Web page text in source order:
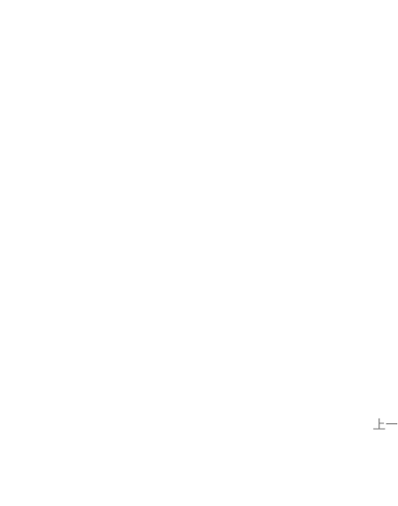
上